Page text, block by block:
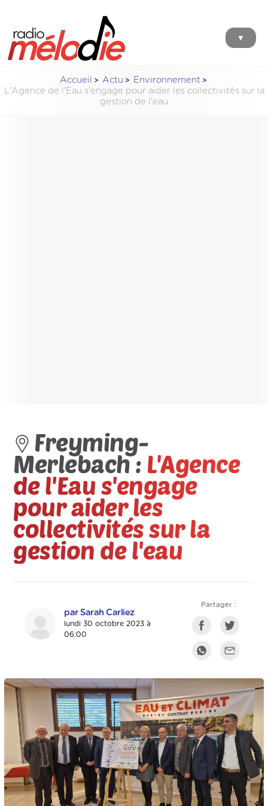
▼
Accueil Actu
Environnement
L'Agence de l'Eau s'engage pour aider les collectivités sur la
gestion de l'eau
Freyming-
Merlebach : L'Agence
de l'Eau s'engage
pour aider les
collectivités sur la
gestion de l'eau
par Sarah Carliez
lundi 30 octobre 2023 à
06:00
Partager :